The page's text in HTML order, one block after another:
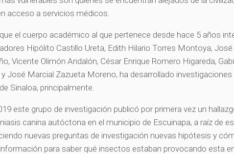
acceso a servicios médicos.
el cuerpo académico al que pertenece desde hace 5 años
Hipólito Castillo Ureta, Edith Hilario Torres Montoya,
Vicente Olimón Andalón, César Enrique Romero Higareda,
y José Marcial Zazueta Moreno, ha desarrollado investigaciones
Sinaloa, principalmente.
este grupo de investigación publicó por primera vez un
canina autóctona en el municipio de Escuinapa, a raíz de
nuevas preguntas de investigación nuevas hipótesis y
para saber qué insectos estaban provocando esta